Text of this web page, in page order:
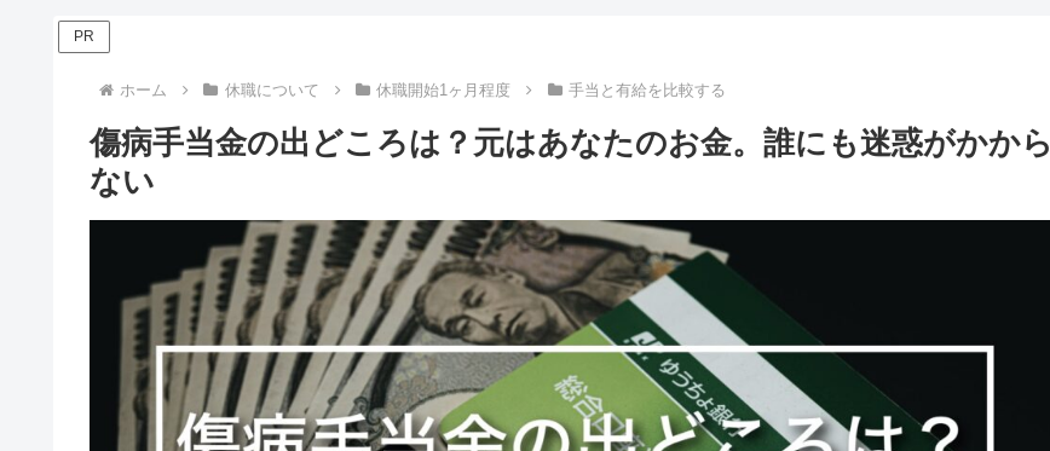
PR
ホーム 休職について 休職開始1ヶ月程度 手当と有給を比較する
傷病手当金の出どころは？元はあなたのお金。誰にも迷惑がかから
ない